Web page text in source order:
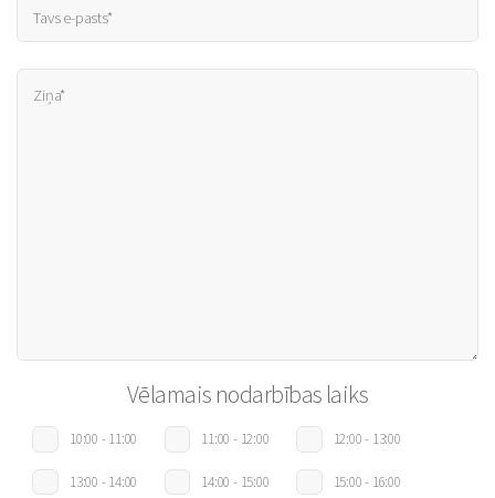
Vēlamais nodarbības laiks
10:00 - 11:00 11:00 - 12:00 12:00 - 13:00
13:00 - 14:00 14:00 - 15:00 15:00 - 16:00